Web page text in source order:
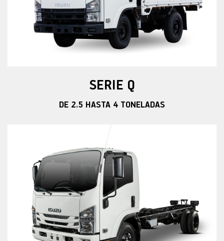
SERIE Q
DE 2.5 HASTA 4 TONELADAS